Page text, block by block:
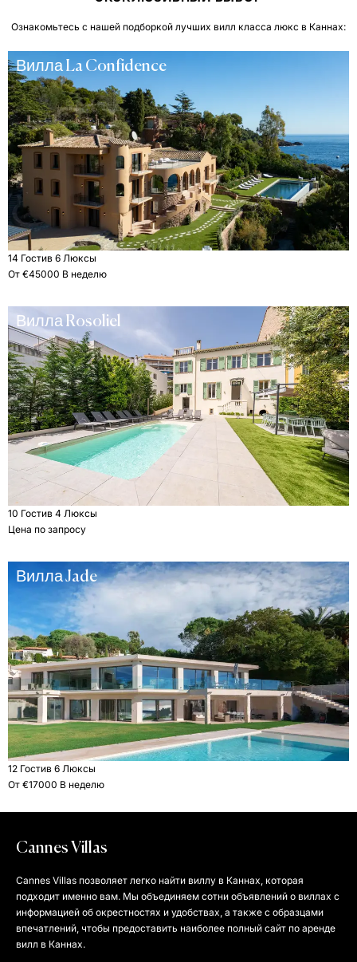
Ознакомьтесь с нашей подборкой лучших вилл класса люкс в Каннах:
Вилла La Confidence
14 Гостив 6 Люксы
От €45000 В неделю
Вилла Rosoliel
10 Гостив 4 Люксы
Цена по запросу
Вилла Jade
12 Гостив 6 Люксы
От €17000 В неделю
Cannes Villas
Cannes Villas позволяет легко найти виллу в Каннах, которая
подходит именно вам. Мы объединяем сотни объявлений о виллах с
информацией об окрестностях и удобствах, а также с образцами
впечатлений, чтобы предоставить наиболее полный сайт по аренде
вилл в Каннах.